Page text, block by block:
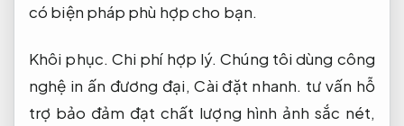
có biện pháp phù hợp cho bạn.
Khôi phục. Chi phí hợp lý. Chúng tôi dùng công
nghệ in ấn đương đại,Cài đặt nhanh. tư vấn hỗ
trợ bảo đảm đạt chất lượng hình ảnh sắc nét,